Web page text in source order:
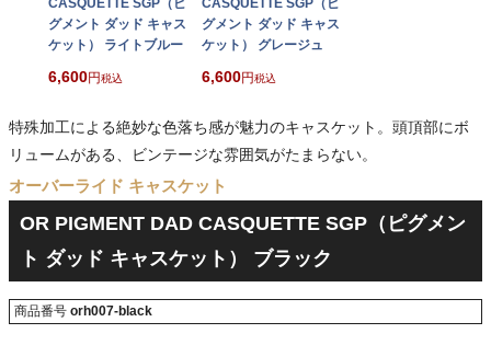
CASQUETTE SGP（ピ
グメント ダッド キャス
ケット） ライトブルー
6,600 税込
CASQUETTE SGP（ピ
グメント ダッド キャス
ケット） グレージュ
6,600 税込
特殊加工による絶妙な色落ち感が魅力のキャスケット。頭頂部にボ
リュームがある、ビンテージな雰囲気がたまらない。
オーバーライド キャスケット
OR PIGMENT DAD CASQUETTE SGP（ピグメン
ト ダッド キャスケット） ブラック
商品番号 orh007-black